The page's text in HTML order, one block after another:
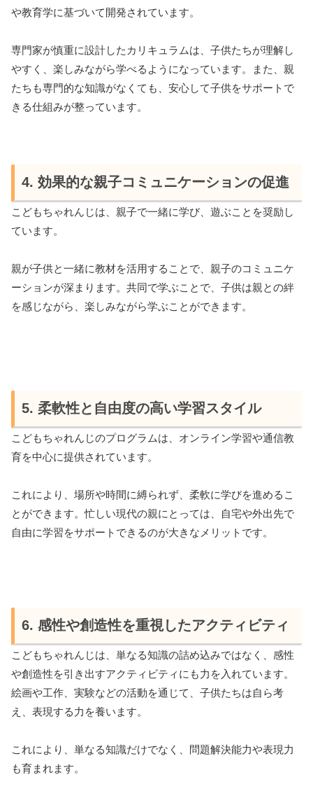
や教育学に基づいて開発されています。
専門家が慎重に設計したカリキュラムは、子供たちが理解し
やすく、楽しみながら学べるようになっています。また、親
たちも専門的な知識がなくても、安心して子供をサポートで
きる仕組みが整っています。
4. 効果的な親子コミュニケーションの促進
こどもちゃれんじは、親子で一緒に学び、遊ぶことを奨励し
ています。
親が子供と一緒に教材を活用することで、親子のコミュニケ
ーションが深まります。共同で学ぶことで、子供は親との絆
を感じながら、楽しみながら学ぶことができます。
5. 柔軟性と自由度の高い学習スタイル
こどもちゃれんじのプログラムは、オンライン学習や通信教
育を中心に提供されています。
これにより、場所や時間に縛られず、柔軟に学びを進めるこ
とができます。忙しい現代の親にとっては、自宅や外出先で
自由に学習をサポートできるのが大きなメリットです。
6. 感性や創造性を重視したアクティビティ
こどもちゃれんじは、単なる知識の詰め込みではなく、感性
や創造性を引き出すアクティビティにも力を入れています。
絵画や工作、実験などの活動を通じて、子供たちは自ら考
え、表現する力を養います。
これにより、単なる知識だけでなく、問題解決能力や表現力
も育まれます。